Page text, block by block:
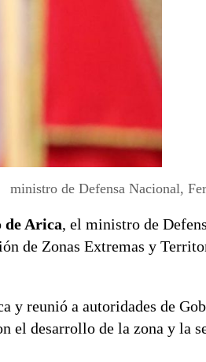
ministro de Defensa Nacional,
de Arica, el ministro de
de Zonas Extremas y
y reunió a autoridades de
el desarrollo de la zona y la